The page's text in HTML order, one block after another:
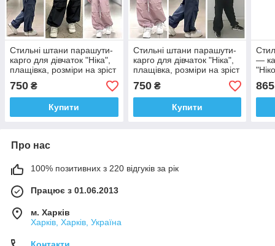
Стильні штани парашути-
карго для дівчаток "Ніка",
плащівка, розміри на зріст
134 — 160 + Відеоогляд!
750 ₴
Купити
Стильні штани парашути-
карго для дівчаток "Ніка",
плащівка, розміри на зріст
134 — 160 + Відеоогляд!!
750₴
Купити
—
160
865
Про нас
100% позитивних з 220 відгуків за рік
Працює з 01.06.2013
м. Харків
Харків, Харків, Україна